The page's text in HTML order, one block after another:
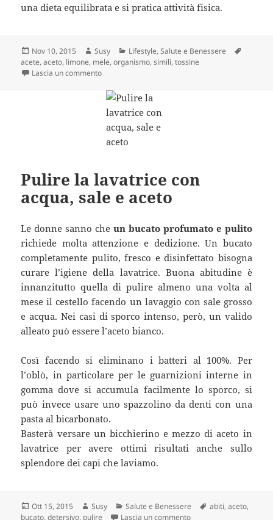
una dieta equilibrata e si pratica attività fisica.
Scritto
il
Nov 10, 2015 Autore
Susy Categorie
Lifestyle,Salute e Benessere
acete,aceto, limone, mele,organismo,simili,tossine
Lascia un commentosu Incredibili proprietà dell’acqua con un
Pulire la lavatrice con
acqua, sale e aceto
Le donne sanno che un bucato profumato e pulito
richiede molta attenzione e dedizione. Un bucato
completamente pulito, fresco e disinfettato bisogna
curare l’igiene della lavatrice. Buona abitudine è
innanzitutto quella di pulire almeno una volta al
mese il cestello facendo un lavaggio con sale grosso
e acqua. Nei casi di sporco intenso, però, un valido
alleato può essere l’aceto bianco.
Così facendo si eliminano i batteri al 100%. Per
l’oblò, in particolare per le guarnizioni interne in
gomma dove si accumula facilmente lo sporco, si
può invece usare uno spazzolino da denti con una
pasta al bicarbonato.
Basterà versare un bicchierino e mezzo di aceto in
lavatrice per avere ottimi risultati anche sullo
splendore dei capi che laviamo.
Scritto
il
Ott 15, 2015 Autore
Susy Categorie
Salute e Benessere Tag
abiti,aceto,
bucato,detersivo, pulire Lascia un commentosu Pulire la lavatrice